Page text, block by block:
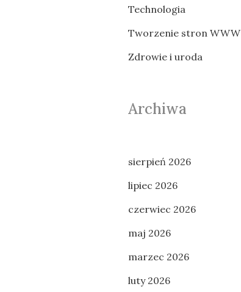
Technologia
Tworzenie stron WWW
Zdrowie i uroda
Archiwa
sierpień 2026
lipiec 2026
czerwiec 2026
maj 2026
marzec 2026
luty 2026